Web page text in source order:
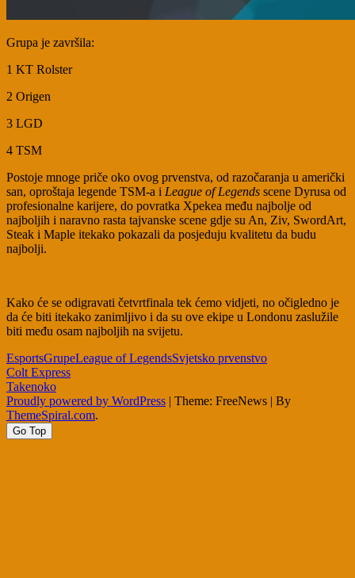
Grupa je završila:
1 KT Rolster
2 Origen
3 LGD
4 TSM
Postoje mnoge priče oko ovog prvenstva, od razočaranja u američki
san, oproštaja legende TSM-a i League of Legends scene Dyrusa od
profesionalne karijere, do povratka Xpekea među najbolje od
najboljih i naravno rasta tajvanske scene gdje su An, Ziv, SwordArt,
Steak i Maple itekako pokazali da posjeduju kvalitetu da budu
najbolji.
Kako će se odigravati četvrtfinala tek ćemo vidjeti, no očigledno je
da će biti itekako zanimljivo i da su ove ekipe u Londonu zaslužile
biti među osam najboljih na svijetu.
EsportsGrupeLeague of LegendsSvjetsko prvenstvo
Post
navigation
Colt Express
Takenoko
Proudly powered by WordPress | Theme: FreeNews | By
ThemeSpiral.com.
Go Top